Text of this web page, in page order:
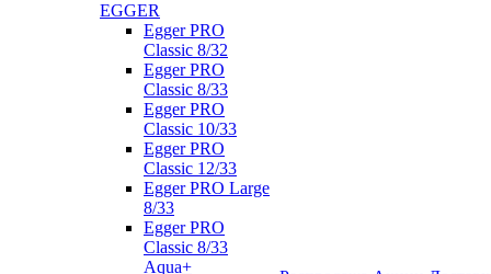
EGGER
Egger PRO
Classic 8/32
Egger PRO
Classic 8/33
Egger PRO
Classic 10/33
Egger PRO
Classic 12/33
Egger PRO Large
8/33
Egger PRO
Classic 8/33
Aqua+